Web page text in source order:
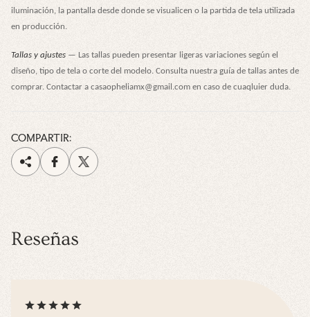
iluminación, la pantalla desde donde se visualicen o la partida de tela utilizada
en producción.
Tallas y ajustes — Las tallas pueden presentar ligeras variaciones según el
diseño, tipo de tela o corte del modelo. Consulta nuestra guía de tallas antes de
comprar. Contactar a casaopheliamx@gmail.com en caso de cuaqluier duda.
COMPARTIR:
Reseñas